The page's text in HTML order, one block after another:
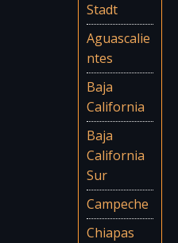
Stadt
Aguascalie
ntes
Baja
California
Baja
California
Sur
Campeche
Chiapas